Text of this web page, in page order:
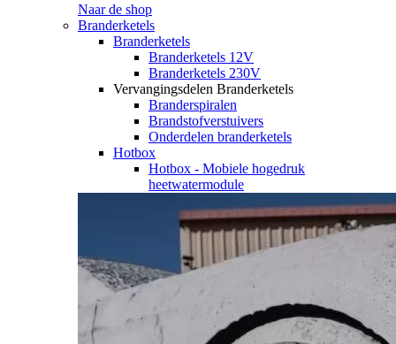
Naar de shop
Branderketels
Branderketels
Branderketels 12V
Branderketels 230V
Vervangingsdelen Branderketels
Branderspiralen
Brandstofverstuivers
Onderdelen branderketels
Hotbox
Hotbox - Mobiele hogedruk
heetwatermodule